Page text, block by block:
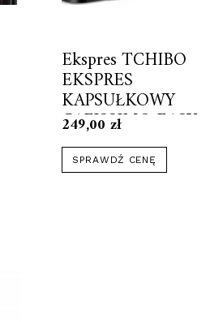
Ekspres TCHIBO
EKSPRES
KAPSUŁKOWY
CAFISSIMO EASY
249,00 zł
SPRAWDŹ CENĘ